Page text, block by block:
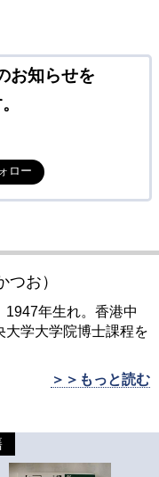
お知らせを
ロー
お）
1947年生れ。香港中
大学大学院博士課程を
＞＞もっと読む